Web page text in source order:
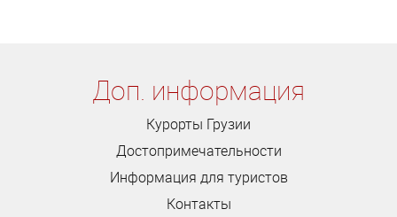
Доп. информация
Курорты Грузии
Достопримечательности
Информация для туристов
Контакты